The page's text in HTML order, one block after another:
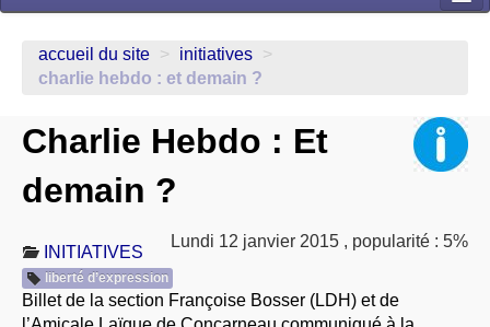
ACTUALITÉS
ÉCOLES
HISTOIRE(s)
À PROPOS
LIBRES OPINIONS
accueil du site > initiatives >
charlie hebdo : et demain ?
Charlie Hebdo : Et
demain ?
Lundi 12 janvier 2015 , popularité : 5%
INITIATIVES
liberté d’expression
Billet de la section Françoise Bosser (LDH) et de